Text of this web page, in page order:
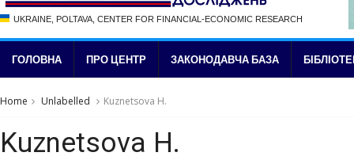
UKRAINE, POLTAVA, CENTER FOR FINANCIAL-ECONOMIC RESEARCH
ГОЛОВНА ПРО ЦЕНТР ЗАКОНОДАВЧА БАЗА
Home Unlabelled Kuznetsova H.
Kuznetsova H.